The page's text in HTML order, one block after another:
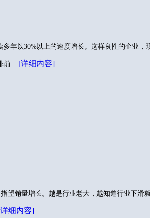
年以30%以上的速度增长。这样良性的企业，
前 ...[详细内容]
望销量增长。越是行业老大，越知道行业下滑
细内容]